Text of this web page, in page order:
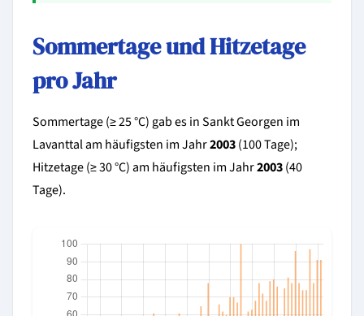
Sommertage und Hitzetage
pro Jahr
Sommertage (≥ 25 °C) gab es in Sankt Georgen im
Lavanttal am häufigsten im Jahr2003(100 Tage);
Hitzetage (≥ 30 °C) am häufigsten im Jahr2003(40
Tage).